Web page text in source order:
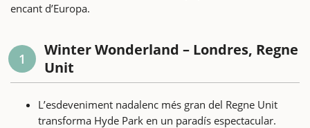
encant d’Europa.
1
Winter Wonderland – Londres, Regne
Unit
L’esdeveniment nadalenc més gran del Regne Unit
transforma Hyde Park en un paradís espectacular.